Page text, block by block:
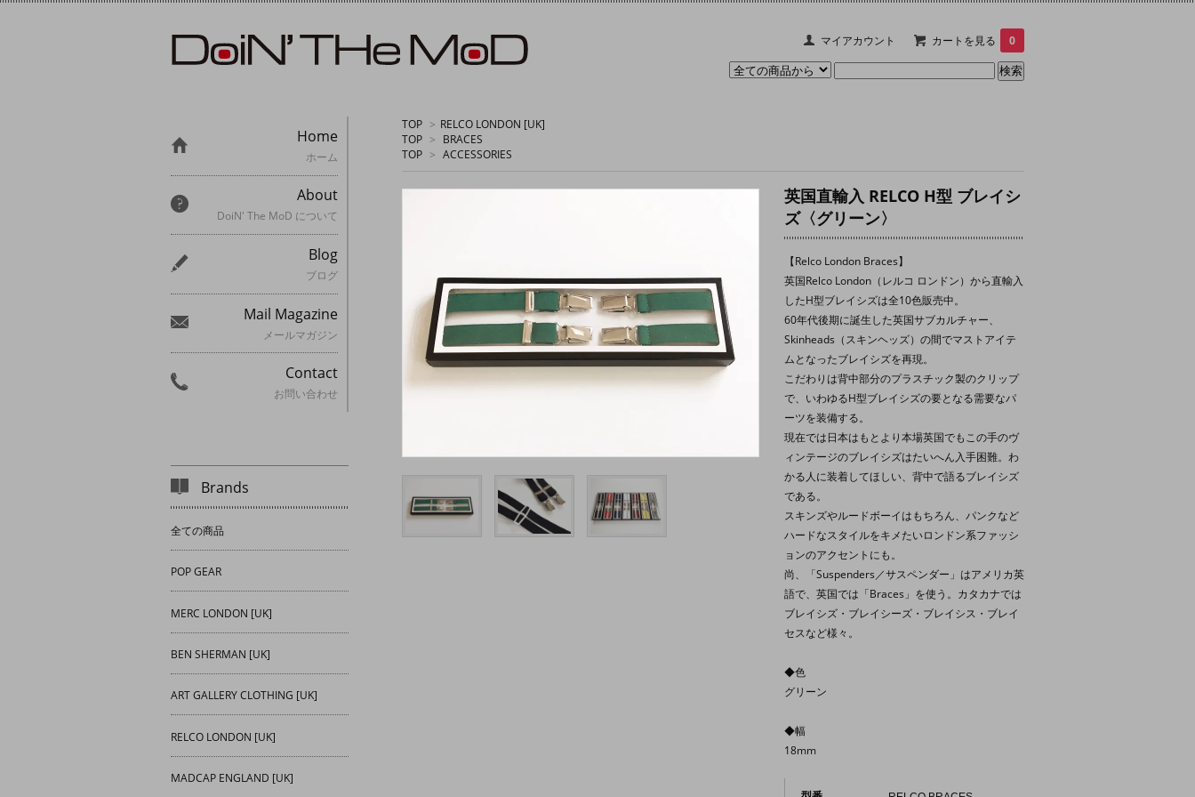
マイアカウント カートを見る 0
TOP > RELCO LONDON [UK]
TOP > BRACES
TOP > ACCESSORIES
英国直輸入 RELCO H型 ブレイシ
ズ〈グリーン〉
【Relco London Braces】
英国Relco London（レルコ ロンドン）から直輸入
したH型ブレイシズは全10色販売中。
60年代後期に誕生した英国サブカルチャー、
Skinheads（スキンヘッズ）の間でマストアイテ
ムとなったブレイシズを再現。
こだわりは背中部分のプラスチック製のクリップ
で、いわゆるH型ブレイシズの要となる需要なパ
ーツを装備する。
現在では日本はもとより本場英国でもこの手のヴ
ィンテージのブレイシズはたいへん入手困難。わ
かる人に装着してほしい、背中で語るブレイシズ
である。
スキンズやルードボーイはもちろん、パンクなど
ハードなスタイルをキメたいロンドン系ファッシ
ョンのアクセントにも。
尚、「Suspenders／サスペンダー」はアメリカ英
語で、英国では「Braces」を使う。カタカナでは
ブレイシズ・ブレイシーズ・ブレイシス・ブレイ
セスなど様々。
◆色
グリーン
◆幅
18mm
Home
ホーム
About
DoiN' The MoD について
Blog
ブログ
Mail Magazine
メールマガジン
Contact
お問い合わせ
Brands
全ての商品
POP GEAR
MERC LONDON [UK]
BEN SHERMAN [UK]
ART GALLERY CLOTHING [UK]
RELCO LONDON [UK]
MADCAP ENGLAND [UK]